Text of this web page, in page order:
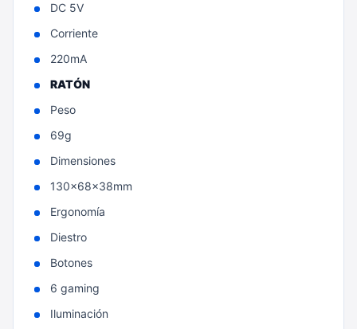
DC 5V
Corriente
220mA
RATÓN
Peso
69g
Dimensiones
130x68x38mm
Ergonomía
Diestro
Botones
6 gaming
Iluminación